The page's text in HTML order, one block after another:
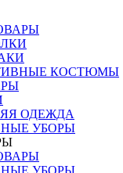
КОСТЮМЫ
ОДЕЖДА
УБОРЫ
УБОРЫ